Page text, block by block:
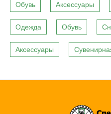
Обувь Аксессуары
Одежда Обувь
Аксессуары